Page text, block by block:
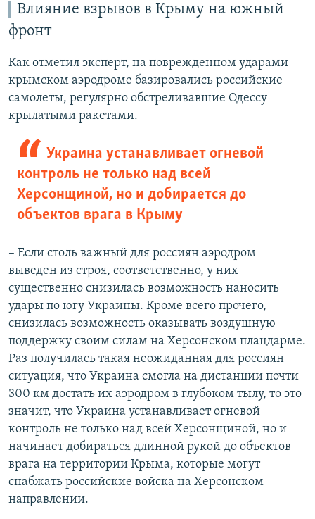
Влияние взрывов в Крыму на южный
фронт
Как отметил эксперт, на поврежденном ударами
крымском аэродроме базировались российские
самолеты, регулярно обстреливавшие Одессу
крылатыми ракетами.
Украина устанавливает огневой
контроль не только над всей
Херсонщиной, но и добирается до
объектов врага в Крыму
– Если столь важный для россиян аэродром
выведен из строя, соответственно, у них
существенно снизилась возможность наносить
удары по югу Украины. Кроме всего прочего,
снизилась возможность оказывать воздушную
поддержку своим силам на Херсонском плацдарме.
Раз получилась такая неожиданная для россиян
ситуация, что Украина смогла на дистанции почти
300 км достать их аэродром в глубоком тылу, то это
значит, что Украина устанавливает огневой
контроль не только над всей Херсонщиной, но и
начинает добираться длинной рукой до объектов
врага на территории Крыма, которые могут
снабжать российские войска на Херсонском
направлении.